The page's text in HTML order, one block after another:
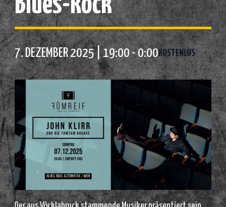
7. DEZEMBER 2025 | 19:00 -0:00KOSTENLOS